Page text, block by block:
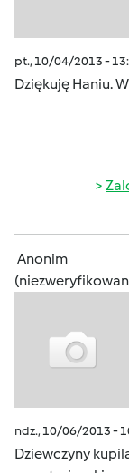
pt., 10/04/2013 -
Dziękuję Haniu.
Anonim
ndz., 10/06/2013 -
Dziewczyny